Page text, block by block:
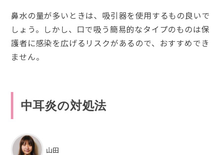
鼻水の量が多いときは、吸引器を使用するもの良いで
しょう。しかし、口で吸う簡易的なタイプのものは保
護者に感染を広げるリスクがあるので、おすすめでき
ません。
中耳炎の対処法
山田